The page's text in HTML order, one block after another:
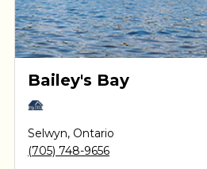
Bailey's Bay
Selwyn, Ontario
(705) 748-9656